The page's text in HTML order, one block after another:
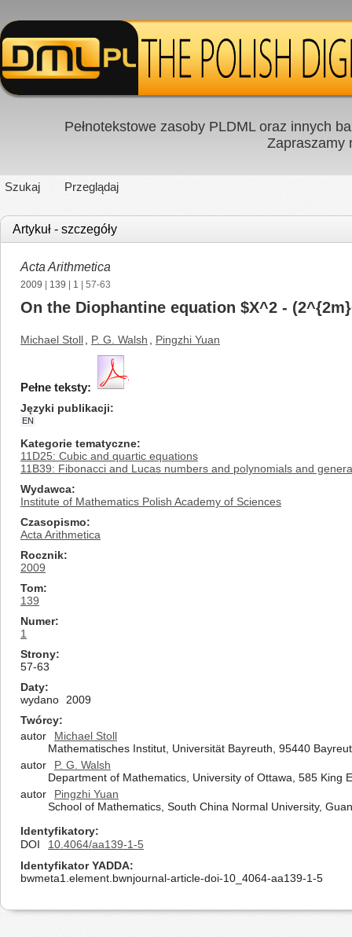
Pełnotekstowe zasoby PLDML oraz innych
Zapraszamy
Szukaj Przeglądaj
Artykuł - szczegóły
Acta Arithmetica
2009 139 1 | 57-63
On the Diophantine equation $X^2 -
Michael Stoll P. G. Walsh Pingzhi Yuan
Pełne teksty:
Języki publikacji
EN
Kategorie tematyczne
11D25: Cubic and quartic equations
11B39: Fibonacci and Lucas numbers and polynomials and
Wydawca
Institute of Mathematics Polish Academy of Sciences
Czasopismo
Acta Arithmetica
Rocznik
2009
Tom
139
Numer
1
Strony
57-63
Daty
wydano
2009
Twórcy
autor
Michael Stoll
Mathematisches Institut, Universität Bayreuth, 95440
autor
P. G. Walsh
Department of Mathematics, University of Ottawa, 585 King
autor
Pingzhi Yuan
School of Mathematics, South China Normal University,
Identyfikatory
DOI
10.4064/aa139-1-5
Identyfikator YADDA
bwmeta1.element.bwnjournal-article-doi-10_4064-aa139-1-5